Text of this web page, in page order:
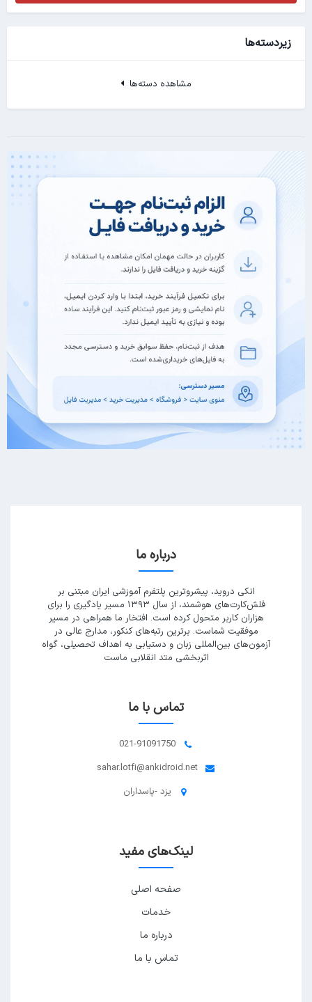
زیردسته‌ها
مشاهده دسته‌ها
درباره ما
انکی دروید، پیشروترین پلتفرم آموزشی ایران مبتنی بر
فلش‌کارت‌های هوشمند، از سال ۱۳۹۳ مسیر یادگیری را برای
هزاران کاربر متحول کرده است. افتخار ما همراهی در مسیر
موفقیت شماست. برترین رتبه‌های کنکور، مدارج عالی در
آزمون‌های بین‌المللی زبان و دستیابی به اهداف تحصیلی، گواه
اثربخشی متد انقلابی ماست
تماس با ما
021-91091750
sahar.lotfi@ankidroid.net
یزد -پاسداران
لینک‌های مفید
صفحه اصلی
خدمات
درباره ما
تماس با ما